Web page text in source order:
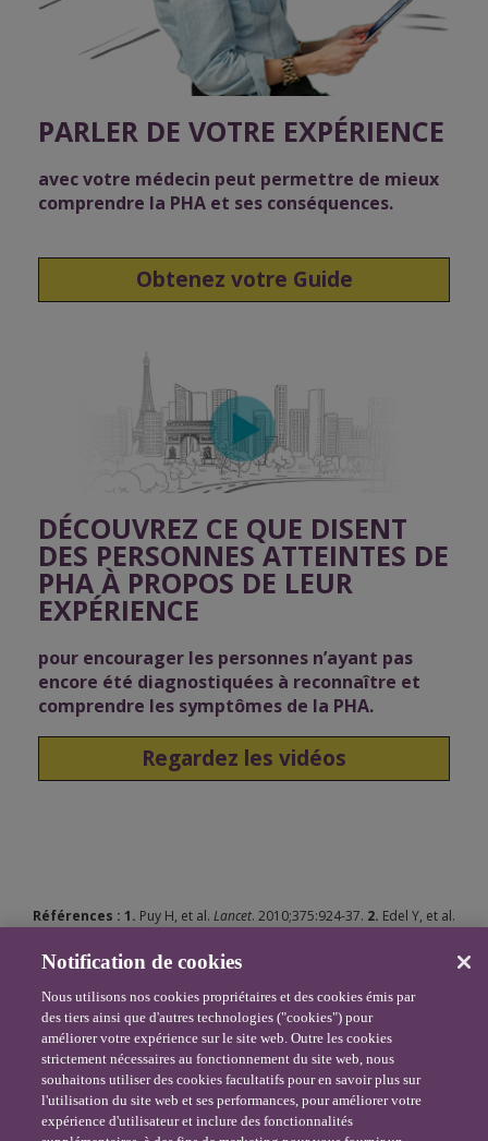
PARLER DE VOTRE EXPÉRIENCE
avec votre médecin peut permettre de mieux
comprendre la PHA et ses conséquences.
Obtenez votre Guide
DÉCOUVREZ CE QUE DISENT
DES PERSONNES ATTEINTES DE
PHA À PROPOS DE LEUR
EXPÉRIENCE
pour encourager les personnes n’ayant pas
encore été diagnostiquées à reconnaître et
comprendre les symptômes de la PHA.
Regardez les vidéos
Références : 1. Puy H, et al. Lancet. 2010;375:924-37. 2. Edel Y, et al.
3.Anderson KE et al.Ann Intern Med
Balwani M et al.Hepatology. 2017 Oct;66(4):1314-1322.
Kauppinen R.Appl Clin Genet. 2015 Sep 1;8:201-14.6.Harper P & Sardh
E.Expert Opinion on Orphan Drugs, 2:4, 349-368.7.Whatley SD,
Badminton MN.Ann Clin Biochem. 2013;50:204-16.8.Bissell DM & Wang
B.J Clin Transl Hepatol. 2015 Mar;3(1):17-26.
AS1-FRA-00294 | Mai 2026
Notification de cookies
Nous utilisons nos cookies propriétaires et des cookies émis par
des tiers ainsi que d'autres technologies ("cookies") pour
améliorer votre expérience sur le site web. Outre les cookies
strictement nécessaires au fonctionnement du site web, nous
souhaitons utiliser des cookies facultatifs pour en savoir plus sur
l'utilisation du site web et ses performances, pour améliorer votre
expérience d'utilisateur et inclure des fonctionnalités